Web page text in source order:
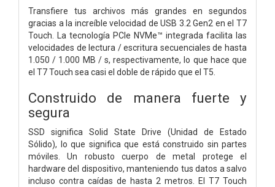
Transfiere tus archivos más grandes en segundos
gracias a la increíble velocidad de USB 3.2 Gen2 en el T7
Touch. La tecnología PCIe NVMe™ integrada facilita las
velocidades de lectura / escritura secuenciales de hasta
1.050 / 1.000 MB / s, respectivamente, lo que hace que
el T7 Touch sea casi el doble de rápido que el T5.
Construido de manera fuerte y
segura
SSD significa Solid State Drive (Unidad de Estado
Sólido), lo que significa que está construido sin partes
móviles. Un robusto cuerpo de metal protege el
hardware del dispositivo, manteniendo tus datos a salvo
incluso contra caídas de hasta 2 metros. El T7 Touch